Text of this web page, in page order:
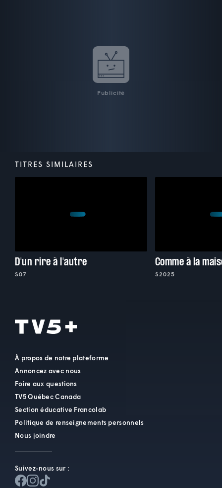
Publicité
TITRES SIMILAIRES
D'un rire à l'autre
S07
Comme à la
S2025
À propos de notre plateforme
Annoncez avec nous
Foire aux questions
TV5 Québec Canada
Section éducative Francolab
Politique de renseignements personnels
Nous joindre
Suivez-nous sur :